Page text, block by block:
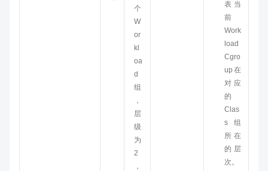
个
W
or
kl
oa
d
组
，
层
级
为
2
，
表当
前
Work
load
Cgro
up在
对应
的
Clas
s组
所在
的层
次。